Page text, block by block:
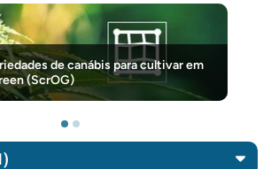
de canábis para cultivar em
(ScrOG)